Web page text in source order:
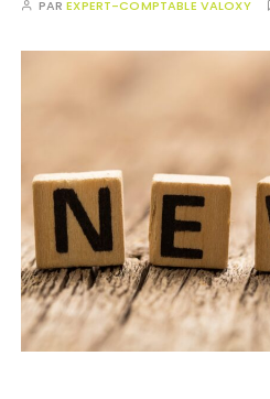
PAREXPERT-COMPTABLE VALOXY